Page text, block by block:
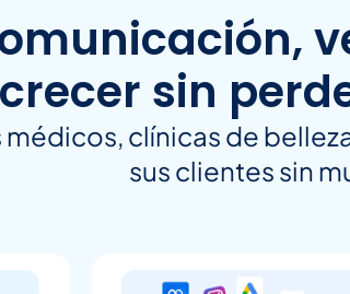
crecer sin
médicos, clínicas de
sus clientes sin